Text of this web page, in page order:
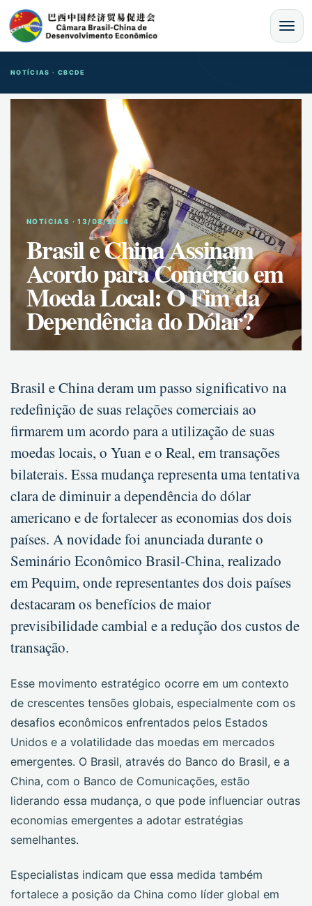
MENU
NOTÍCIAS · CBCDE
NOTíCIAS · 13/08/2024
Brasil e China Assinam
Acordo para Comércio em
Moeda Local: O Fim da
Dependência do Dólar?
Brasil e China deram um passo significativo na
redefinição de suas relações comerciais ao
firmarem um acordo para a utilização de suas
moedas locais, o Yuan e o Real, em transações
bilaterais. Essa mudança representa uma tentativa
clara de diminuir a dependência do dólar
americano e de fortalecer as economias dos dois
países. A novidade foi anunciada durante o
Seminário Econômico Brasil-China, realizado
em Pequim, onde representantes dos dois países
destacaram os benefícios de maior
previsibilidade cambial e a redução dos custos de
transação.
Esse movimento estratégico ocorre em um contexto
de crescentes tensões globais, especialmente com os
desafios econômicos enfrentados pelos Estados
Unidos e a volatilidade das moedas em mercados
emergentes. O Brasil, através do Banco do Brasil, e a
China, com o Banco de Comunicações, estão
liderando essa mudança, o que pode influenciar outras
economias emergentes a adotar estratégias
semelhantes.
Especialistas indicam que essa medida também
fortalece a posição da China como líder global em